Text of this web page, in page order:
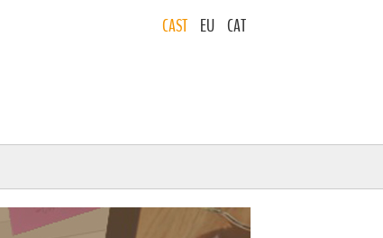
CAST EU CAT